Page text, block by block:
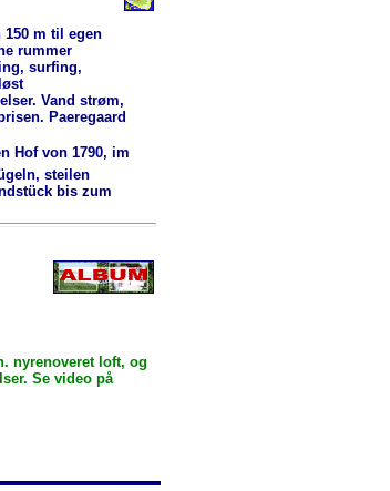
150 m til egen
rummer
surfing,
Vand strøm,
Paeregaard
Hof von 1790, im
steilen
bis zum
nyrenoveret loft, og
Se video på